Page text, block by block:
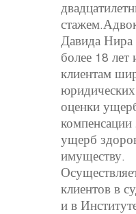
Давида Нира
более 18 лет
клиентам
юридических
оценки
ущерб
имуществу.
клиентов в
и в